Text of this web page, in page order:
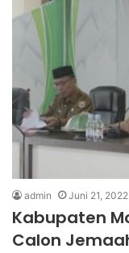
admin Juni 21, 2022
Kabupaten
Calon